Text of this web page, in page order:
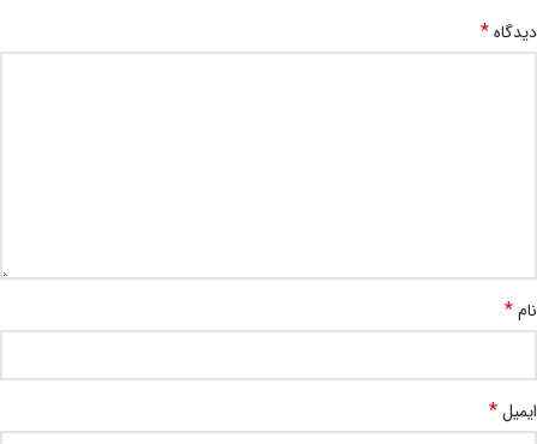
دیدگاه*
نام*
ایمیل*